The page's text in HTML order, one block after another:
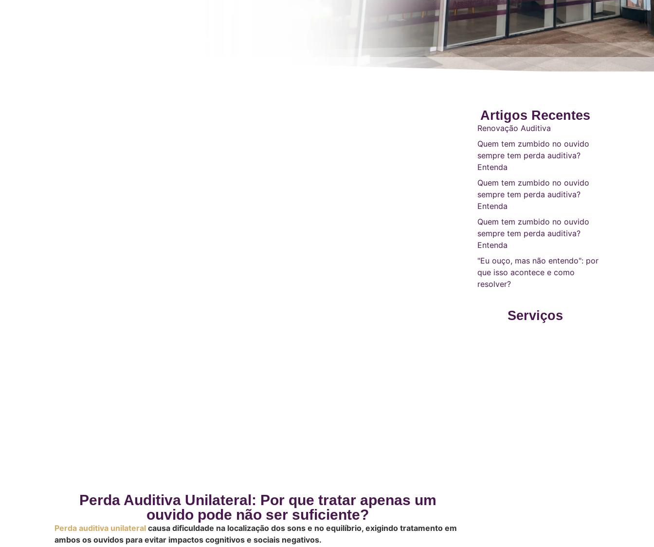
Perda Auditiva Unilateral: Por que tratar apenas um
ouvido pode não ser suficiente?
Perda auditiva unilateral causa dificuldade na localização dos sons e no equilíbrio, exigindo tratamento em
ambos os ouvidos para evitar impactos cognitivos e sociais negativos.
Artigos Recentes
Renovação Auditiva
Quem tem zumbido no ouvido
sempre tem perda auditiva?
Entenda
Quem tem zumbido no ouvido
sempre tem perda auditiva?
Entenda
Quem tem zumbido no ouvido
sempre tem perda auditiva?
Entenda
"Eu ouço, mas não entendo": por
que isso acontece e como
resolver?
Serviços